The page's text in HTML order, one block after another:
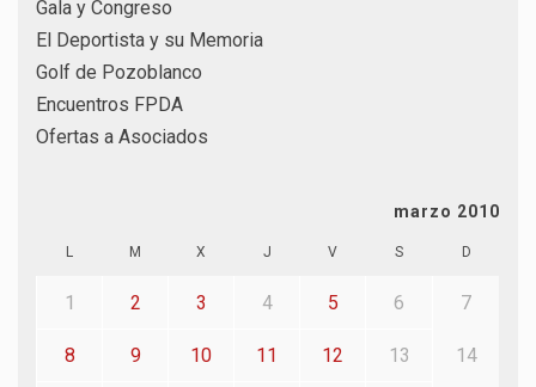
Gala y Congreso
El Deportista y su Memoria
Golf de Pozoblanco
Encuentros FPDA
Ofertas a Asociados
marzo 2010
L M X J V S D
1 2 3 4 5 6 7
8 9 10 11 12 13 14